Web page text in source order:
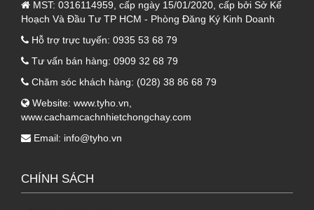
nó đem lại hiệu quả tuyệt vời cho sản phẩm.
2. Ưu điểm của tấm trần tôn PU
cách nhiệt 3 lớp (tôn nền màu trắng
sữa + PU + giấy bạc)
Ưu điểm củatấm trần tôn PU cách nhiệt 3
lớp bao gồm:
cực kì tốt, đem lại sự thoáng mát vào mùa hè,
và ấm áp vào mùa đông.
MST: 0316114959, cấp ngày 15/01/2020, cấp bởi Sở Kế
Hoạch Và Đầu Tư TP HCM - Phòng Đăng Ký Kinh Doanh
Hỗ trợ trực tuyến: 0935 53 68 79
Tư vấn bán hàng: 0909 32 68 79
Chăm sóc khách hàng: (028) 38 86 68 79
Website: www.tyho.vn
www.cachamcachnhietchongchay.com
Email: info@tyho.vn
CHÍNH SÁCH